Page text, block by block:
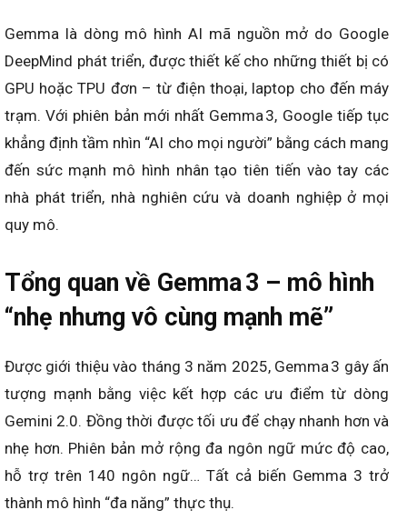
Gemma là dòng mô hình AI mã nguồn mở do Google
DeepMind phát triển, được thiết kế cho những thiết bị có
GPU hoặc TPU đơn – từ điện thoại, laptop cho đến máy
trạm. Với phiên bản mới nhất Gemma 3, Google tiếp tục
khẳng định tầm nhìn “AI cho mọi người” bằng cách mang
đến sức mạnh mô hình nhân tạo tiên tiến vào tay các
nhà phát triển, nhà nghiên cứu và doanh nghiệp ở mọi
quy mô.
Tổng quan về Gemma 3 – mô hình
“nhẹ nhưng vô cùng mạnh mẽ”
Được giới thiệu vào tháng 3 năm 2025, Gemma 3 gây ấn
tượng mạnh bằng việc kết hợp các ưu điểm từ dòng
Gemini 2.0. Đồng thời được tối ưu để chạy nhanh hơn và
nhẹ hơn. Phiên bản mở rộng đa ngôn ngữ mức độ cao,
hỗ trợ trên 140 ngôn ngữ… Tất cả biến Gemma 3 trở
thành mô hình “đa năng” thực thụ.